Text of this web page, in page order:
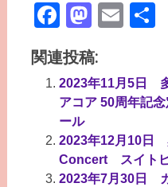
Facebook
関連投稿:
2023年11月5日
アコア 50周年記
ール
2023年12月10日
Concert スイト
2023年7月30日